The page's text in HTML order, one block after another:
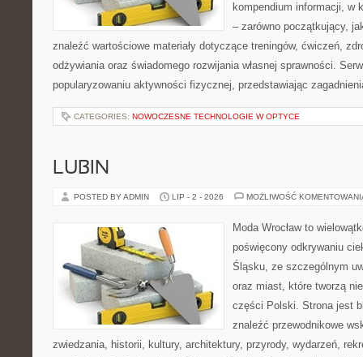
kompendium informacji, w
– zarówno początkujący,
znaleźć wartościowe materiały dotyczące treningów, ćwiczeń,
odżywiania oraz świadomego rozwijania własnej sprawności.
popularyzowaniu aktywności fizycznej, przedstawiając
CATEGORIES: NOWOCZESNE TECHNOLOGIE W OPTYCE
LUBIN
POSTED BY ADMIN LIP - 2 - 2026 MOŻLIWOŚĆ
Moda Wrocław to
poświęcony odkrywaniu
Śląsku, ze szczególnym
oraz miast, które tworzą
części Polski. Strona jest
znaleźć przewodnikowe
zwiedzania, historii, kultury, architektury, przyrody, wydarzeń,